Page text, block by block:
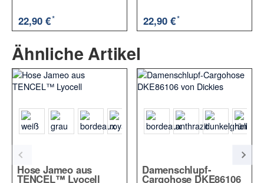
22,90 €* 22,90 €*
Ähnliche Artikel
Hose Jameo aus
TENCEL™ Lyocell
Damenschlupf-
Cargohose DKE86106